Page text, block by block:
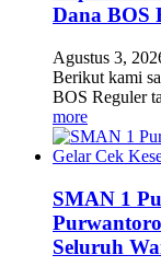
Dana BOS
Agustus 3,
Berikut kami
BOS Reguler
more
SMAN 1
Seluruh